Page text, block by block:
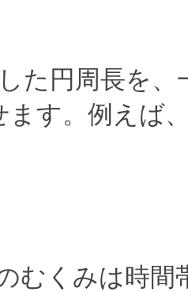
た円周長を
ます。例えば
むくみは時間